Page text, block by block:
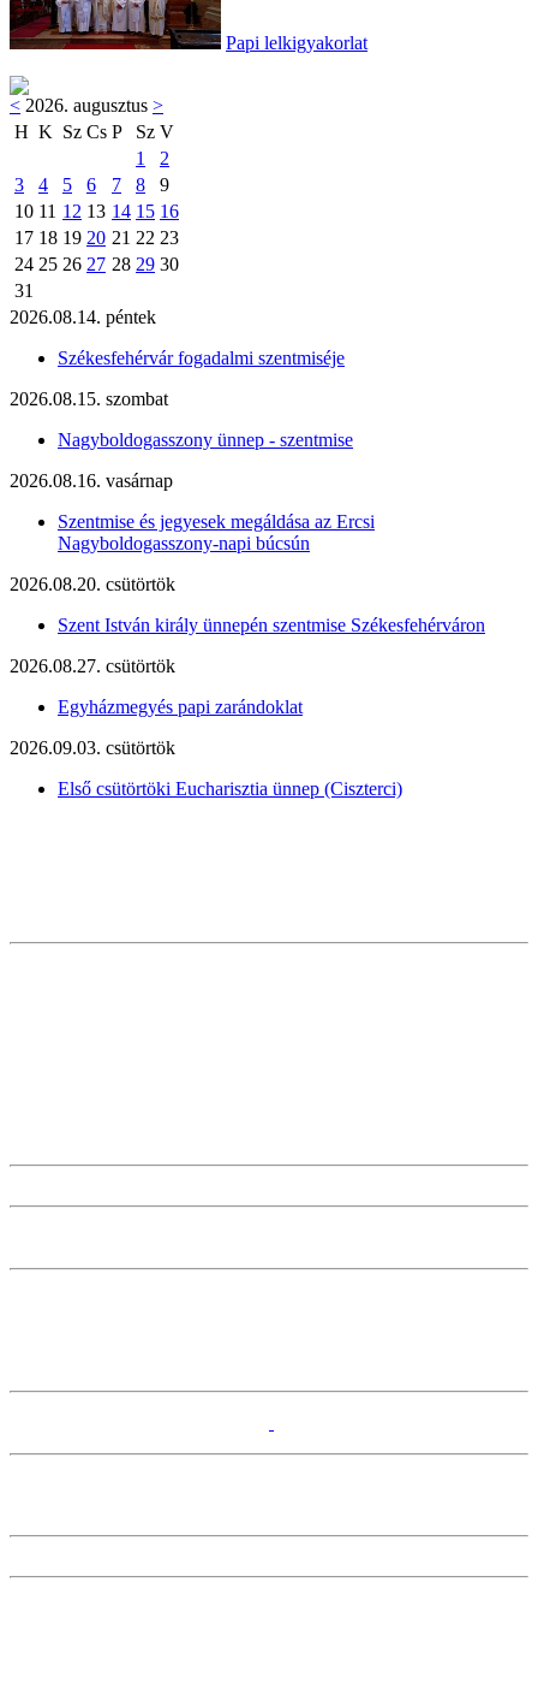
Papi lelkigyakorlat
< 2026. augusztus >
H K Sz Cs P Sz V
1
2
3
4 5 6 7 8
9
10 11 12 13 14 15 16
17 18 19 20 21 22 23
24 25 26 27 28 29 30
31
2026.08.14. péntek
Székesfehérvár fogadalmi szentmiséje
2026.08.15. szombat
Nagyboldogasszony ünnep - szentmise
2026.08.16. vasárnap
Szentmise és jegyesek megáldása az Ercsi
Nagyboldogasszony-napi búcsún
2026.08.20. csütörtök
Szent István király ünnepén szentmise Székesfehérváron
2026.08.27. csütörtök
Egyházmegyés papi zarándoklat
2026.09.03. csütörtök
Első csütörtöki Eucharisztia ünnep (Ciszterci)